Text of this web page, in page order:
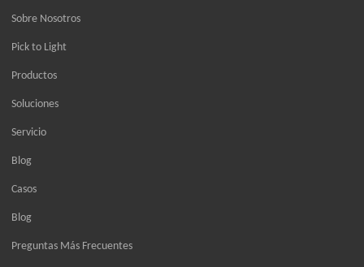
Sobre Nosotros
Pick to Light
Productos
Soluciones
Servicio
Blog
Casos
Blog
Preguntas Más Frecuentes